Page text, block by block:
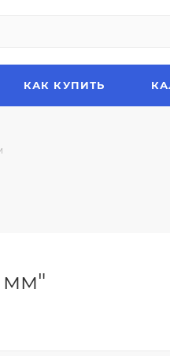
КАК КУПИТЬ
мм"